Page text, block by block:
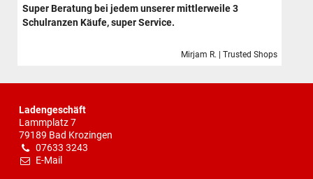
Super Beratung bei jedem unserer mittlerweile 3
Schulranzen Käufe, super Service.
Mirjam R. | Trusted Shops
Ladengeschäft
Lammplatz 7
79189 Bad Krozingen
07633 3243
E-Mail